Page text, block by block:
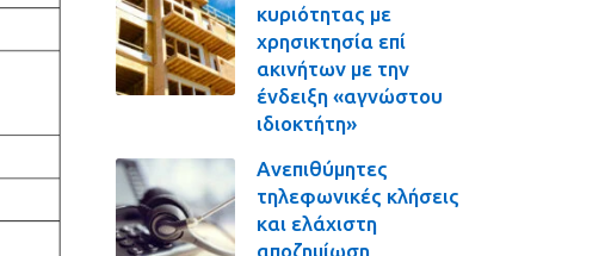
κυριότητας με
χρησικτησία επί
ακινήτων με την
ένδειξη «αγνώστου
ιδιοκτήτη»
Ανεπιθύμητες
τηλεφωνικές κλήσεις
και ελάχιστη
αποζημίωση